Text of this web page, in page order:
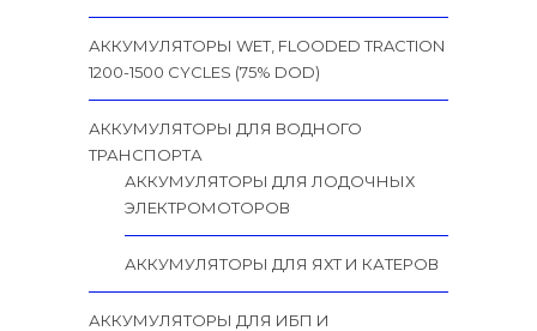
АККУМУЛЯТОРЫ WET, FLOODED TRACTION
1200-1500 CYCLES (75% DOD)
АККУМУЛЯТОРЫ ДЛЯ ВОДНОГО
ТРАНСПОРТА
АККУМУЛЯТОРЫ ДЛЯ ЛОДОЧНЫХ
ЭЛЕКТРОМОТОРОВ
АККУМУЛЯТОРЫ ДЛЯ ЯХТ И КАТЕРОВ
АККУМУЛЯТОРЫ ДЛЯ ИБП И